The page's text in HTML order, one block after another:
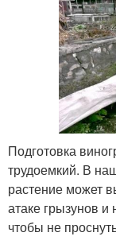
Подготовка
трудоемкий. В
растение может
атаке грызунов
чтобы не